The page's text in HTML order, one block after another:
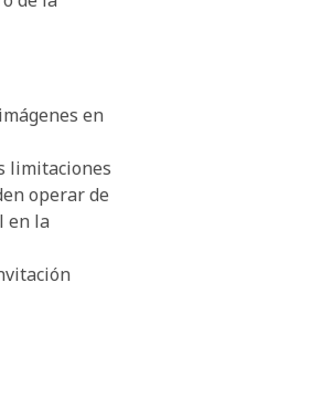
en
limitaciones
operar de
en la